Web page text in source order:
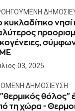
κυκλαδίτικο νησί
03, 2025
ΔΗΜΟΣΊΕΥΣΗ
θόλος"
τη χώρα -